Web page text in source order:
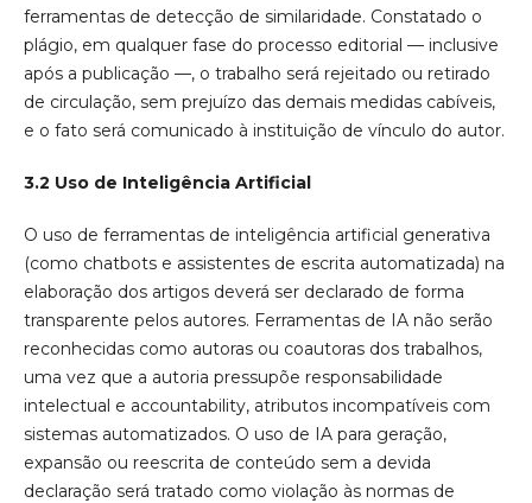
ferramentas de detecção de similaridade. Constatado o
plágio, em qualquer fase do processo editorial — inclusive
após a publicação —, o trabalho será rejeitado ou retirado
de circulação, sem prejuízo das demais medidas cabíveis,
e o fato será comunicado à instituição de vínculo do autor.
3.2 Uso de Inteligência Artificial
O uso de ferramentas de inteligência artificial generativa
(como chatbots e assistentes de escrita automatizada) na
elaboração dos artigos deverá ser declarado de forma
transparente pelos autores. Ferramentas de IA não serão
reconhecidas como autoras ou coautoras dos trabalhos,
uma vez que a autoria pressupõe responsabilidade
intelectual e accountability, atributos incompatíveis com
sistemas automatizados. O uso de IA para geração,
expansão ou reescrita de conteúdo sem a devida
declaração será tratado como violação às normas de